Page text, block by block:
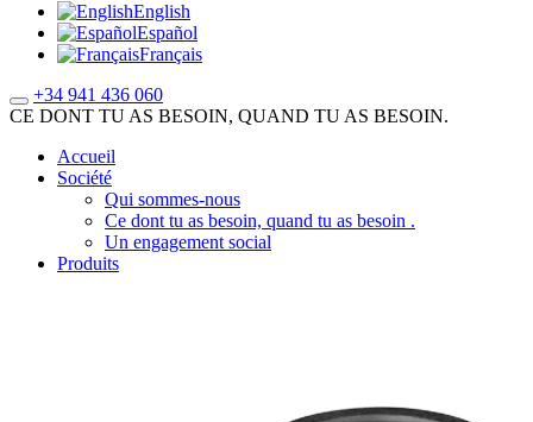
English
Español
Français
+34 941 436 060
CE DONT TU AS BESOIN, QUAND TU AS BESOIN.
Accueil
Société
Qui sommes-nous
Ce dont tu as besoin, quand tu as besoin .
Un engagement social
Produits